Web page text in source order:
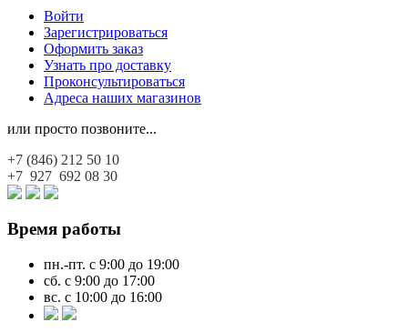
Войти
Зарегистрироваться
Оформить заказ
Узнать про доставку
Проконсультироваться
Адреса наших магазинов
или просто позвоните...
+7 (846) 212 50 10
+7 927 692 08 30
Время работы
пн.-пт. с 9:00 до 19:00
сб. с 9:00 до 17:00
вс. с 10:00 до 16:00